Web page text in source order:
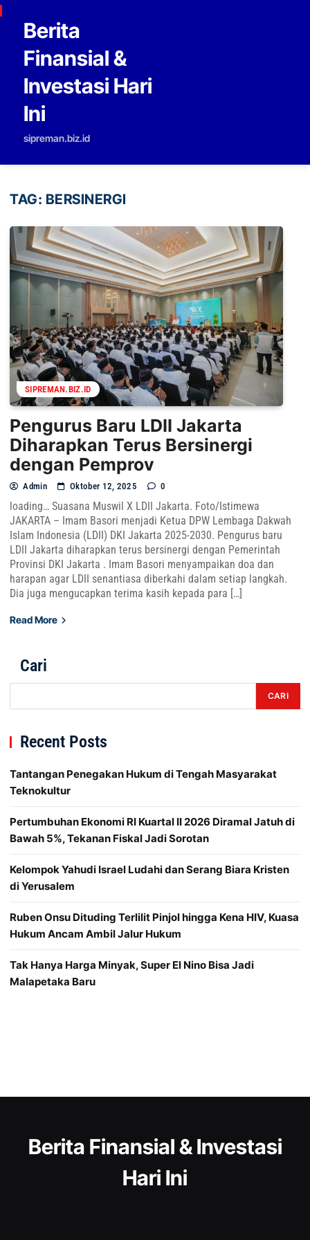
Skip to content
Berita
Finansial &
Investasi Hari
Ini
sipreman.biz.id
TAG: BERSINERGI
SIPREMAN.BIZ.ID
Pengurus Baru LDII Jakarta
Diharapkan Terus Bersinergi
dengan Pemprov
Admin Oktober 12, 2025 0
loading… Suasana Muswil X LDII Jakarta. Foto/Istimewa
JAKARTA – Imam Basori menjadi Ketua DPW Lembaga Dakwah
Islam Indonesia (LDII) DKI Jakarta 2025-2030. Pengurus baru
LDII Jakarta diharapkan terus bersinergi dengan Pemerintah
Provinsi DKI Jakarta . Imam Basori menyampaikan doa dan
harapan agar LDII senantiasa diberkahi dalam setiap langkah.
Dia juga mengucapkan terima kasih kepada para […]
Read More
Cari
CARI
Recent Posts
Tantangan Penegakan Hukum di Tengah Masyarakat
Teknokultur
Pertumbuhan Ekonomi RI Kuartal II 2026 Diramal Jatuh di
Bawah 5%, Tekanan Fiskal Jadi Sorotan
Kelompok Yahudi Israel Ludahi dan Serang Biara Kristen
di Yerusalem
Ruben Onsu Dituding Terlilit Pinjol hingga Kena HIV, Kuasa
Hukum Ancam Ambil Jalur Hukum
Tak Hanya Harga Minyak, Super El Nino Bisa Jadi
Malapetaka Baru
Berita Finansial & Investasi
Hari Ini